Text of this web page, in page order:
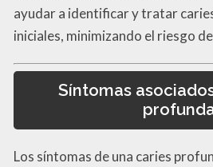
ayudar a identificar y tratar
iniciales, minimizando el riesgo
Síntomas
Los síntomas de una caries